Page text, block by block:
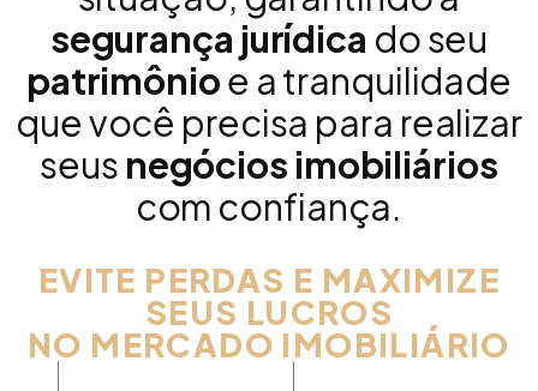
segurança jurídica do seu
patrimônioe a tranquilidade
que você precisa para realizar
seus negócios imobiliários
com confiança.
EVITE PERDAS E MAXIMIZE
SEUS LUCROS
NO MERCADO IMOBILIÁRIO